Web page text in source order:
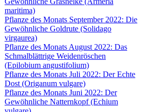
maritima)
Pflanze des Monats September 2022: Die
Gewöhnliche Goldrute (Solidago
virgaurea)
Pflanze des Monats August 2022: Das
Schmalblättrige Weidenröschen
(Epilobium angustifolium)
Pflanze des Monats Juli 2022: Der Echte
Dost (Origanum vulgare)
Pflanze des Monats Juni 2022: Der
Gewöhnliche Natternkopf (Echium